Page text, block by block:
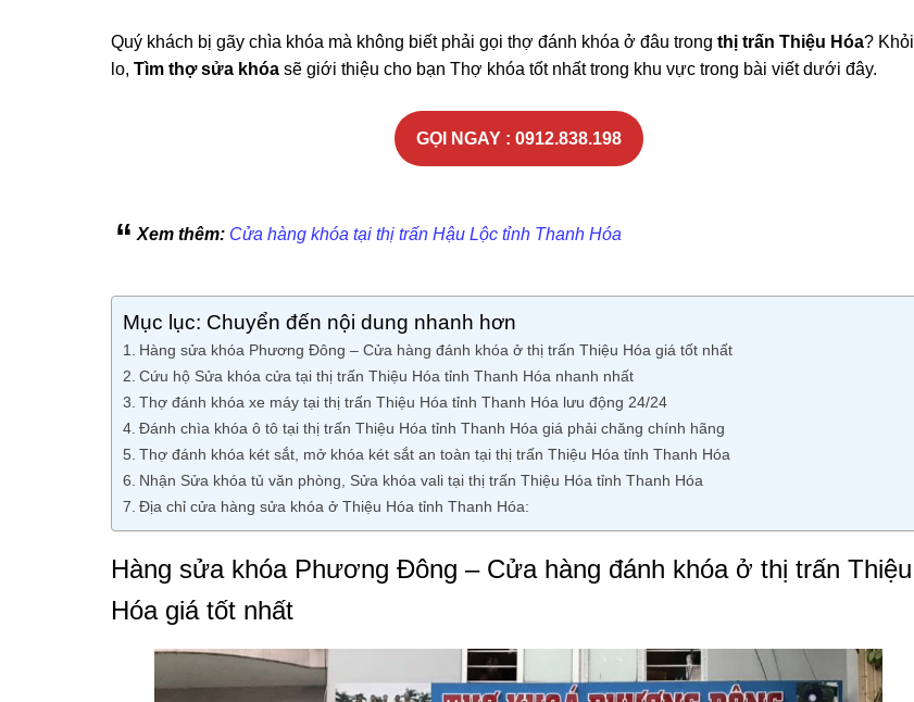
Quý khách bị gãy chìa khóa mà không biết phải gọi thợ đánh khóa ở đâu trong thị trấn Thiệu Hóa? Khỏi
lo, Tìm thợ sửa khóa sẽ giới thiệu cho bạn Thợ khóa tốt nhất trong khu vực trong bài viết dưới đây.
GỌI NGAY : 0912.838.198
Xem thêm: Cửa hàng khóa tại thị trấn Hậu Lộc tỉnh Thanh Hóa
Mục lục: Chuyển đến nội dung nhanh hơn
Hàng sửa khóa Phương Đông – Cửa hàng đánh khóa ở thị trấn Thiệu Hóa giá tốt nhất
Cứu hộ Sửa khóa cửa tại thị trấn Thiệu Hóa tỉnh Thanh Hóa nhanh nhất
Thợ đánh khóa xe máy tại thị trấn Thiệu Hóa tỉnh Thanh Hóa lưu động 24/24
Đánh chìa khóa ô tô tại thị trấn Thiệu Hóa tỉnh Thanh Hóa giá phải chăng chính hãng
Thợ đánh khóa két sắt, mở khóa két sắt an toàn tại thị trấn Thiệu Hóa tỉnh Thanh Hóa
Nhận Sửa khóa tủ văn phòng, Sửa khóa vali tại thị trấn Thiệu Hóa tỉnh Thanh Hóa
Địa chỉ cửa hàng sửa khóa ở Thiệu Hóa tỉnh Thanh Hóa:
Hàng sửa khóa Phương Đông – Cửa hàng đánh khóa ở thị trấn Thiệu
Hóa giá tốt nhất